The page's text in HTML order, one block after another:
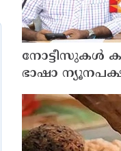
നോട്ടീസുകള്‍
ഭാഷാ ന്യൂനപക്ഷ
ചേര്‍ന്നു